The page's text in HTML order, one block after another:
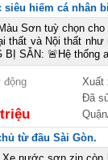
siêu hiếm cá nhân
Sơn tuỳ chọn
thất và Nội thất
SẴN: 🚨Hệ thống
động Xuất
Đã
từ đầu Sài Gòn.